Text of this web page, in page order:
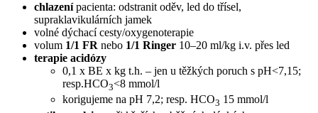
chlazenípacienta: odstranit oděv, led do třísel,
supraklavikulárních jamek
volné dýchací cesty/oxygenoterapie
volum 1/1 FR nebo 1/1 Ringer 10–20 ml/kg i.v. přes led
terapie acidózy
0,1 x BE x kg t.h. – jen u těžkých poruch s pH<7,15;
resp.HCO3<8 mmol/l
korigujeme na pH 7,2; resp. HCO3 15 mmol/l